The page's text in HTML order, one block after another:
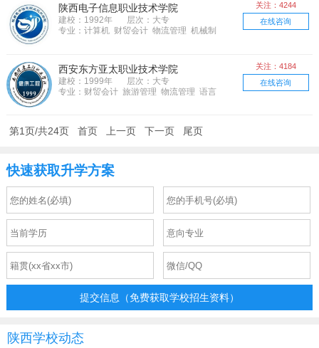
陕西电子信息职业技术学院
建校：1992年
层次：大专
专业：计算机 财贸会计 物流管理 机械制
关注：4244
在线咨询
西安东方亚太职业技术学院
建校：1999年
层次：大专
专业：财贸会计 旅游管理 物流管理 语言
关注：4184
在线咨询
第1页/共24页 首页 上一页 下一页 尾页
快速获取升学方案
提交信息（免费获取学校招生资料）
陕西学校动态